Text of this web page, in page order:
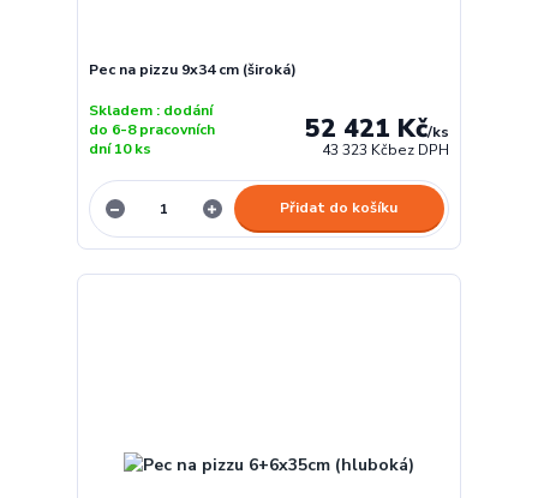
Pec na pizzu 9x34 cm (široká)
52 421 Kč/ks
43 323 Kčbez DPH
Skladem : dodání
do 6-8 pracovních
dní 10 ks
Přidat do košíku